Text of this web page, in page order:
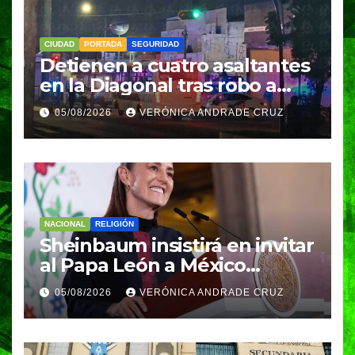
CIUDAD PORTADA SEGURIDAD
Detienen a cuatro asaltantes
en la Diagonal tras robo a
Coppel en el Centro de
Puebla; recuperan celulares
y aseguran un arma
05/08/2026 VERÓNICA ANDRADE CRUZ
NACIONAL RELIGIÓN
Sheinbaum insistirá en invitar
al Papa León a México
durante su próxima gira por
América Latina
05/08/2026 VERÓNICA ANDRADE CRUZ